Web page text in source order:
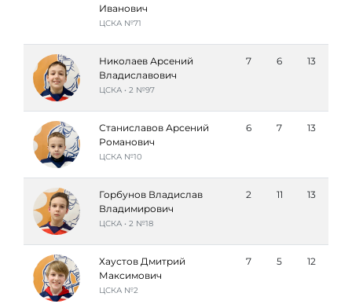
Иванович
ЦСКА №71
Николаев Арсений
Владиславович
ЦСКА • 2 №97
7 6 13
Станиславов Арсений
Романович
ЦСКА №10
6 7 13
Горбунов Владислав
Владимирович
ЦСКА • 2 №18
2 11 13
Хаустов Дмитрий
Максимович
ЦСКА №2
7 5 12